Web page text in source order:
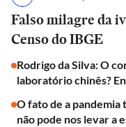
Falso milagre da
Censo do IBGE
Rodrigo da Silva: O
laboratório chinês?
O fato de a
não pode nos levar a